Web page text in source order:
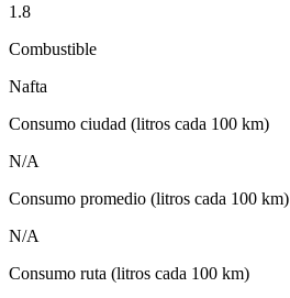
1.8
Combustible
Nafta
Consumo ciudad (litros cada 100 km)
N/A
Consumo promedio (litros cada 100 km)
N/A
Consumo ruta (litros cada 100 km)